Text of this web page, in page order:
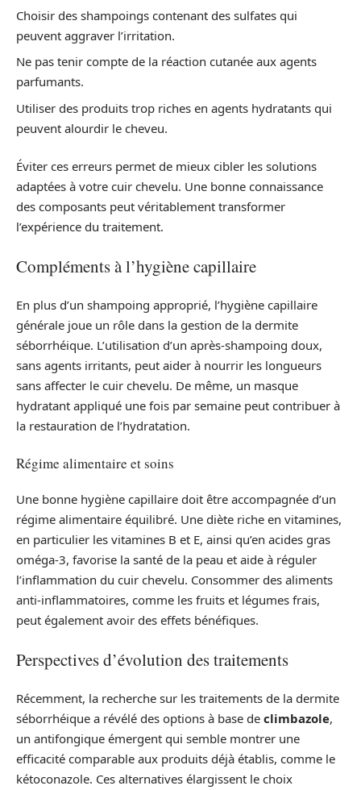
Choisir des shampoings contenant des sulfates qui
peuvent aggraver l’irritation.
Ne pas tenir compte de la réaction cutanée aux agents
parfumants.
Utiliser des produits trop riches en agents hydratants qui
peuvent alourdir le cheveu.
Éviter ces erreurs permet de mieux cibler les solutions
adaptées à votre cuir chevelu. Une bonne connaissance
des composants peut véritablement transformer
l’expérience du traitement.
Compléments à l’hygiène capillaire
En plus d’un shampoing approprié, l’hygiène capillaire
générale joue un rôle dans la gestion de la dermite
séborrhéique. L’utilisation d’un après-shampoing doux,
sans agents irritants, peut aider à nourrir les longueurs
sans affecter le cuir chevelu. De même, un masque
hydratant appliqué une fois par semaine peut contribuer à
la restauration de l’hydratation.
Régime alimentaire et soins
Une bonne hygiène capillaire doit être accompagnée d’un
régime alimentaire équilibré. Une diète riche en vitamines,
en particulier les vitamines B et E, ainsi qu’en acides gras
oméga-3, favorise la santé de la peau et aide à réguler
l’inflammation du cuir chevelu. Consommer des aliments
anti-inflammatoires, comme les fruits et légumes frais,
peut également avoir des effets bénéfiques.
Perspectives d’évolution des traitements
Récemment, la recherche sur les traitements de la dermite
séborrhéique a révélé des options à base de climbazole,
un antifongique émergent qui semble montrer une
efficacité comparable aux produits déjà établis, comme le
kétoconazole. Ces alternatives élargissent le choix